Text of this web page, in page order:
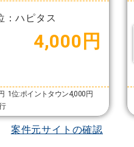
：ハピタス
4,000円
1位:ポイントタウン4,000円
案件元サイトの確認